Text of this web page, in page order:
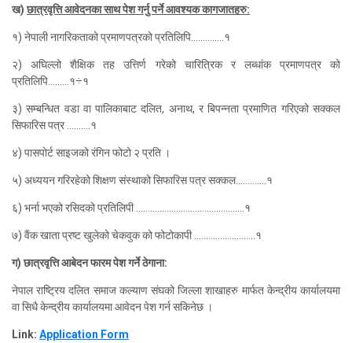
ख)छात्रवृत्ति आवेदनका साथ पेश गर्नु पर्ने आवश्यक कागजातहरु:
१) नेपाली नागरिकताको प्रमाणपत्रको प्रतिलिपि..............१
२) अघिल्लो शैक्षिक तह उत्तिर्ण गरेको चारित्रिक र लब्धांक प्रमाणपत्र को
प्रतिलिपि.........१÷१
३) सम्बन्धित वडा वा पालिकाबाट दलित, अनाथ, र बिपन्नता प्रमाणित गरिएको सक्कल
सिफारिस पत्र ..........१
४) पासपोर्ट साइजको रंगिन फोटो २ प्रति ।
५) अध्ययन गरिरहेको शिक्षण संस्थाको सिफारिस पत्र सक्कल.............१
६) भर्ना भएको रसिदको प्रतिलिपी ..............................................१
७) वैंक खाता प्रष्ट खुलेको चेकवुक को फोटोकापी ..........................१
ग) छात्रवृत्ति आबेदन फारम पेश गर्ने ठेगाना:
नेपाल राष्ट्रिय दलित समाज कल्याण संघको जिल्ला शाखाहरु मार्फत केन्द्रीय कार्यालयमा
वा सिधै केन्द्रीय कार्यालयमा आवेदन पेश गर्न सकिनेछ ।
Link: Application Form